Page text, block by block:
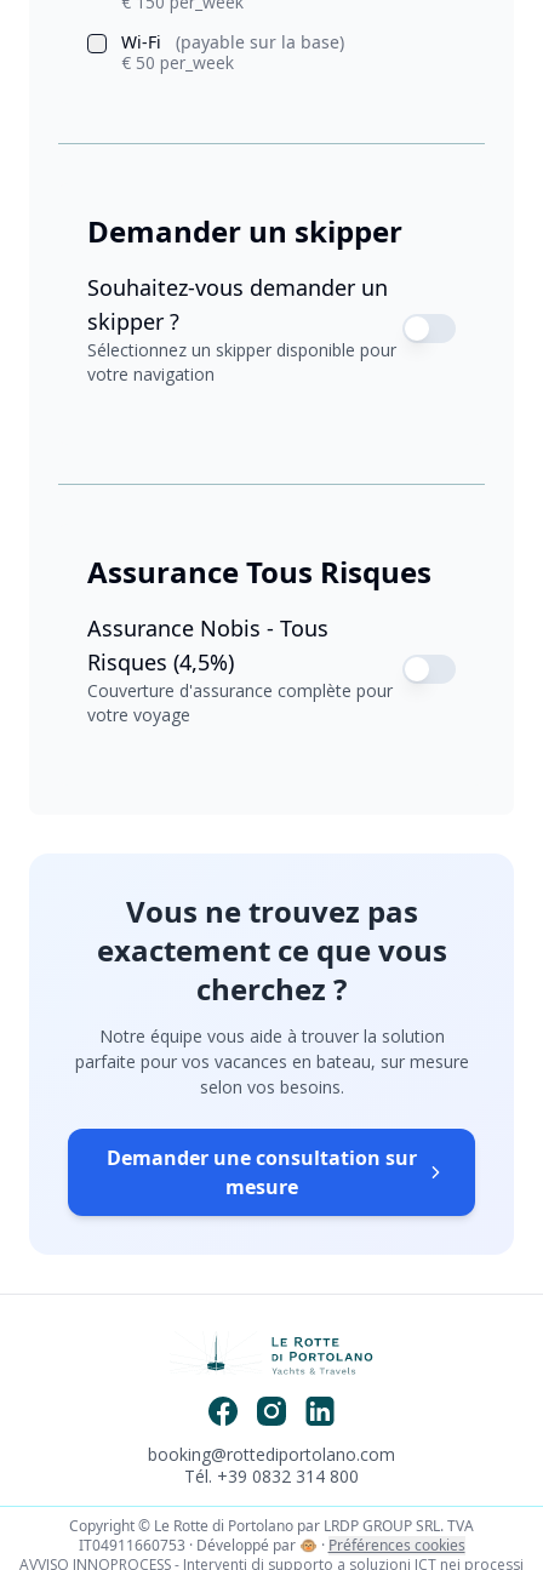
Wi-Fi
(payable sur la base)
€ 50 per_week
Demander un skipper
Souhaitez-vous demander un
skipper ?
Sélectionnez un skipper disponible pour
votre navigation
Assurance Tous Risques
Assurance Nobis - Tous
Risques (4,5%)
Couverture d'assurance complète pour
votre voyage
Vous ne trouvez pas
exactement ce que vous
cherchez ?
Notre équipe vous aide à trouver la solution
parfaite pour vos vacances en bateau, sur mesure
selon vos besoins.
Demander une consultation sur
mesure
booking@rottediportolano.com
Tél. +39 0832 314 800
Copyright © Le Rotte di Portolano par LRDP GROUP SRL. TVA
IT04911660753 · Développé par 🐵 · Préférences cookies
AVVISO INNOPROCESS - Interventi di supporto a soluzioni ICT nei processi